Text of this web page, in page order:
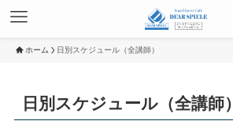
ホーム 日別スケジュール（全講師）
日別スケジュール（全講師）